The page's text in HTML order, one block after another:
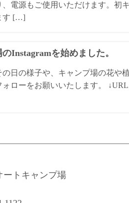
電源もご使用いただけます。初
す […]
Instagramを始めました。
日の様子や、キャンプ場の花や
ローをお願いいたします。
ートキャンプ場